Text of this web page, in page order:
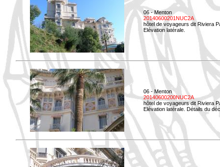
06 - Menton
20140600201NUC2A
hôtel de voyageurs dit Riviera
Elévation latérale.
06 - Menton
20140600200NUC2A
hôtel de voyageurs dit Riviera
Elévation latérale. Détails du